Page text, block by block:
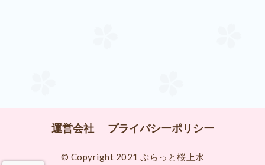
運営会社 プライバシーポリシー
© Copyright 2021 ぷらっと桜上水